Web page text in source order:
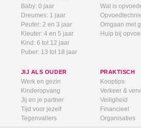
Baby: 0 jaar
Dreumes: 1 jaar
Peuter: 2 en 3 jaar
Kleuter: 4 en 5 jaar
Kind: 6 tot 12 jaar
Puber: 13 tot 18 jaar
Wat is
Omgaan met
Hulp bij
JIJ ALS OUDER
Werk en gezin
Kinderopvang
Jij en je partner
Tijd voor jezelf
Tegenvallers
PRAKTISCH
Kooptips
Verkeer &
Veiligheid
Financieel
Organisaties